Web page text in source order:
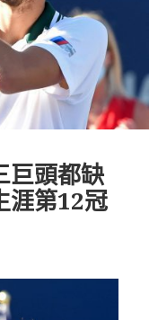
巨頭都缺
第12冠